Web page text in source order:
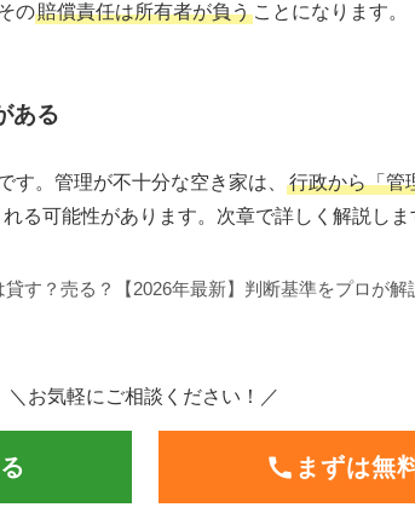
の賠償責任は所有者が負う ことになります。
ある
す。管理が不十分な空き家は、
行政から「管
れる可能性があります。次章で詳しく解説しま
す？売る？【2026年最新】判断基準をプロが解
＼お気軽にご相談ください！／
まずは無